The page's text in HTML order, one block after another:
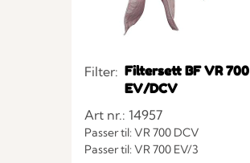
Filter: Filtersett BF VR 700
EV/DCV
Art nr.: 14957
Passer til: VR 700 DCV
Passer til: VR 700 EV/3